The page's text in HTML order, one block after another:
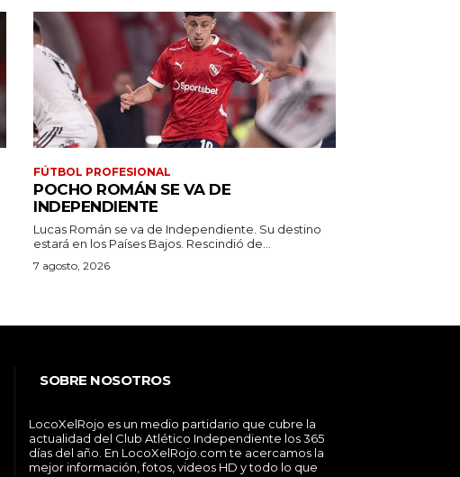
FÚTBOL PROFESIONAL
POCHO ROMÁN SE VA DE
INDEPENDIENTE
Lucas Román se va de Independiente. Su destino
estará en los Países Bajos. Rescindió de...
7 agosto, 2026
SOBRE NOSOTROS
LocoXelRojo es un medio partidario que cubre la
actualidad del Club Atlético Independiente los 365
días del año. En LocoXelRojo.com te acercamos la
mejor información, fotos, videos HD y todo lo que